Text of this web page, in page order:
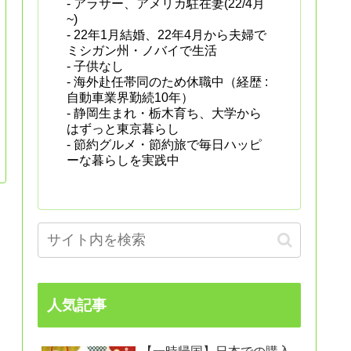
- アラサー、アメリカ駐在妻(22/4月
~)
- 22年1月結婚、22年4月から夫婦で
ミシガン州・ノバイで生活
- 子供なし
- 海外赴任帯同のため休職中（経歴 :
自動車業界勤続10年）
- 静岡生まれ・栃木育ち、大学から
はずっと東京暮らし
- 節約グルメ・節約旅で毎日ハッピ
ーな暮らしを実践中
人気記事